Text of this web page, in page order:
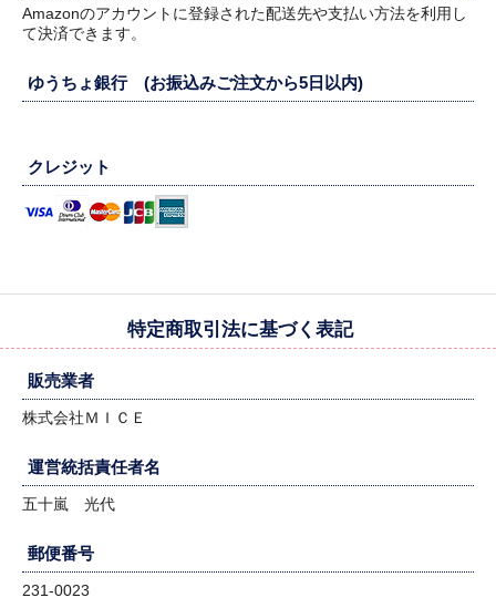
Amazonのアカウントに登録された配送先や支払い方法を利用し
て決済できます。
ゆうちょ銀行 (お振込みご注文から5日以内)
クレジット
特定商取引法に基づく表記
販売業者
株式会社ＭＩＣＥ
運営統括責任者名
五十嵐 光代
郵便番号
231-0023